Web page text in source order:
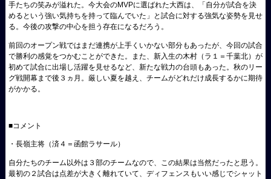
手たちの笑みが溢れた。今大会のMVPに選ばれた大西は、「自分が試合を決
めるという強い気持ちを持って臨んでいた」と試合に対する強気な姿勢を見せ
る。今後の攻撃の中心を担う存在になるだろう。
前回のオープン戦ではまだ連携が上手くいかない部分もあったが、今回の試合
で勝利の感覚をつかむことができた。また、新入生の木村（ラ１＝千葉北）が
初めて試合に出場し活躍を見せるなど、新たな戦力の台頭もあった。秋のリー
グ戦開幕まで後３ヵ月。厳しい夏を越え、チームがどれだけ成長するかに期待
がかかる。
■コメント
・長嶺主将（済４＝函館ラサール）
自分たちのチーム以外は３部のチームなので、この結果は当然だったと思う。
最初の２試合は点差が大きく離れていて、ディフェンスもいい感じでシャット